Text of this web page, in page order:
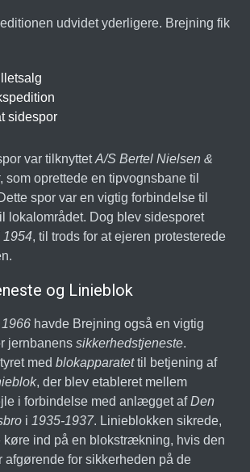
udvidet yderligere. Brejning fik
sidespor
var tilknyttetA/S Bertel Nielsen &
, som oprettede en tipvognsbane til
spor var en vigtig forbindelse til
lokalområdet. Dog blev sidesporet
1954, til trods for at ejeren protesterede
og Linieblok
havde Brejning også en vigtig
jernbanenssikkerhedstjeneste.
medblokapparatettil betjening af
, der blev etableret mellem
i forbindelse med anlægget afDen
i 1935-1937. Linieblokken sikrede,
køre ind på en blokstrækning, hvis den
afgørende for sikkerheden på de